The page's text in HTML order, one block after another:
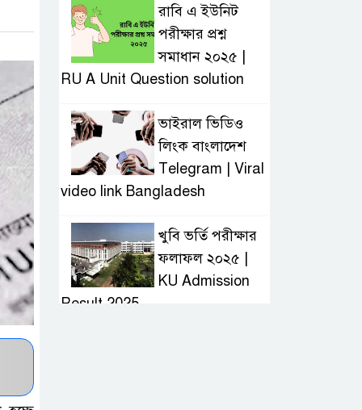
রাবি এ ইউনিট
পরীক্ষার প্রশ্ন
সমাধান ২০২৫ |
RU A Unit Question solution
ভাইরাল ভিডিও
লিংক বাংলাদেশ
Telegram | Viral
video link Bangladesh
খুবি ভর্তি পরীক্ষার
ফলাফল ২০২৫ |
KU Admission
Result 2025